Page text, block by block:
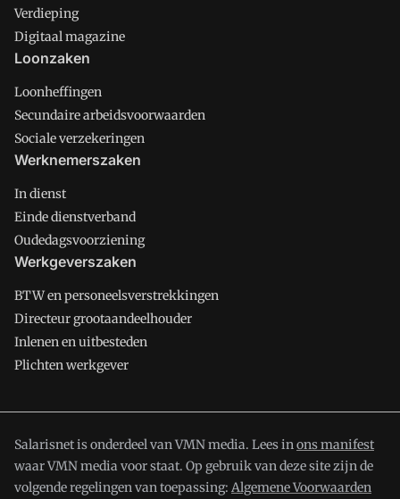
Verdieping
Digitaal magazine
Loonzaken
Loonheffingen
Secundaire arbeidsvoorwaarden
Sociale verzekeringen
Werknemerszaken
In dienst
Einde dienstverband
Oudedagsvoorziening
Werkgeverszaken
BTW en personeelsverstrekkingen
Directeur grootaandeelhouder
Inlenen en uitbesteden
Plichten werkgever
Salarisnet is onderdeel van VMN media. Lees inons manifest
waar VMN media voor staat. Op gebruik van deze site zijn de
volgende regelingen van toepassing: Algemene Voorwaarden